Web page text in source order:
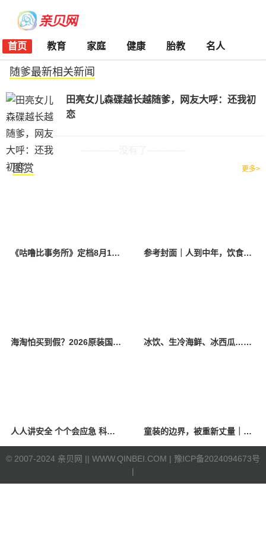
首页 教育 家庭 健康 胎教 名人
随爹最新相关新闻
田亮女儿森碟越长越随爹，网友大呼：还我初
恋
图赏 更多>
《咕噜比事务所》定档8月10日 聚焦儿童情绪教育助力健康成长 参考封面｜人到中年，饮食该如何调整？
海淘怕买到假？2026原装国产羊奶粉靠谱的正规品牌有哪些？ 冰饮、生冷海鲜、冰西瓜……泉州人夏季“标配”饮食极易引发胃肠炎
人人讲安全 个个会应急 科学应对防震避险 童装的边界，被重新丈量｜2026中国国际时装周·童话小镇圆满收官
© 2007-2024 亲贝网 || WWW.QINBEI.COM | 豫ICP备2024094673号
|